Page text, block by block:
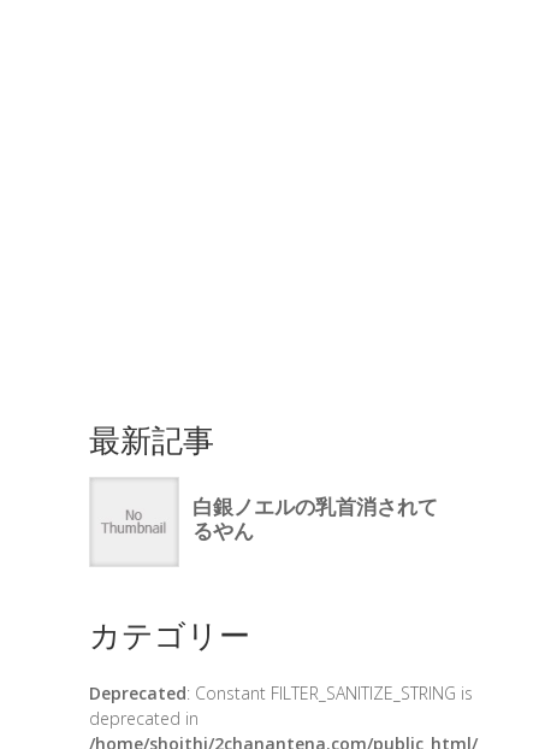
最新記事
カテゴリー
Deprecated: Constant FILTER_SANITIZE_STRING is
deprecated in
/home/shoithi/2chanantena.com/public_html/